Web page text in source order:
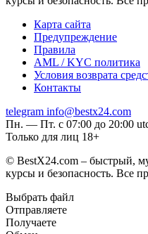
Карта сайта
Предупреждение
Правила
AML / KYC политика
Условия возврата
Контакты
telegram info@bestx24.com
Пн. — Пт. с 07:00 до 20:00
Только для лиц 18+
© BestX24.com – быстрый,
курсы и безопасность. Все
Выбрать файл
Отправляете
Получаете